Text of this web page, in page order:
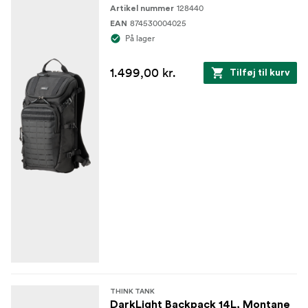
Airmesh-beklædt lændestøtte og bagpanel giver
komfort hele dagen
Gennemføring af bagagehåndtag på bagpanelet
YKK RC-lynlåse af højeste kvalitet med
ergonomiske lynlåse, der er nemme at gribe med
handsker eller frosne fingre
Justerbare skillevægge rummer store
Aftageligt taljebælte: 14L er 1,5" webbing / 20L er
Artikel nummer 128440
EAN 874530004025
På lager
1.499,00 kr. Tilføj til kurv
THINK TANK
DarkLight Backpack 14L, Montane